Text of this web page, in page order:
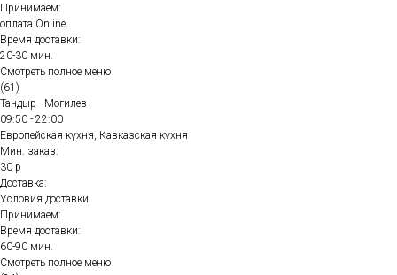
Принимаем:
оплата Online
Время доставки:
20-30 мин.
Смотреть полное меню
(61)
Тандыр - Могилев
09:50 - 22:00
Европейская кухня, Кавказская кухня
Мин. заказ:
30 р
Доставка:
Условия доставки
Принимаем:
Время доставки:
60-90 мин.
Смотреть полное меню